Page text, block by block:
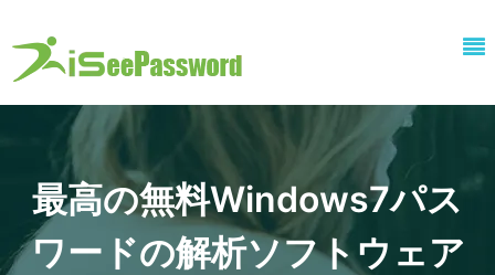
最高の無料Windows7パス
ワードの解析ソフトウェア